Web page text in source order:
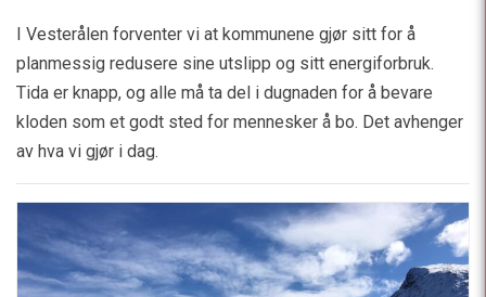
I Vesterålen forventer vi at kommunene gjør sitt for å
planmessig redusere sine utslipp og sitt energiforbruk.
Tida er knapp, og alle må ta del i dugnaden for å bevare
kloden som et godt sted for mennesker å bo. Det avhenger
av hva vi gjør i dag.